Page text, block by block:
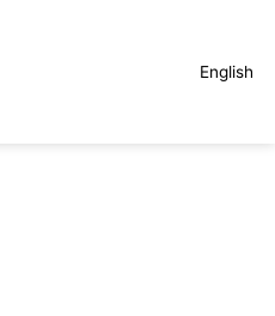
English